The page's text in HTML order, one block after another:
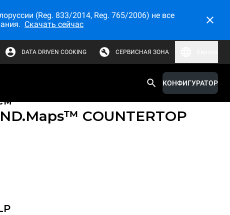
(Reg. 833/2014, Reg. 765/2006) не все
Скачать сейчас
DATA DRIVEN COOKING СЕРВИСНАЯ ЗОНА
КОНФИГУРАТОР
конвекционные печи с
COUNTERTOP